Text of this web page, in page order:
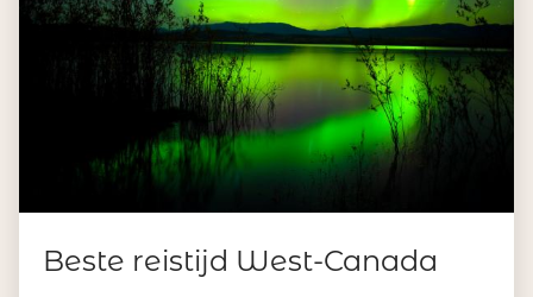
Beste reistijd West-Canada